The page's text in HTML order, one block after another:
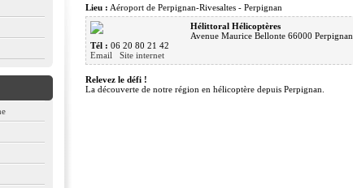
Lieu : Aéroport de Perpignan-Rivesaltes - Perpignan
Hélittoral Hélicoptères
Avenue Maurice Bellonte 66000 Perpignan
Tél : 06 20 80 21 42
Email
Site internet
Relevez le défi !
La découverte de notre région en hélicoptère depuis Perpignan.